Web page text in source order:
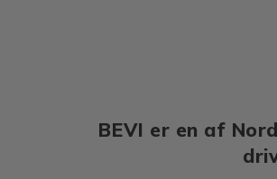
BEVI er en af